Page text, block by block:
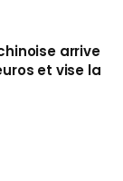
arrive
et vise la